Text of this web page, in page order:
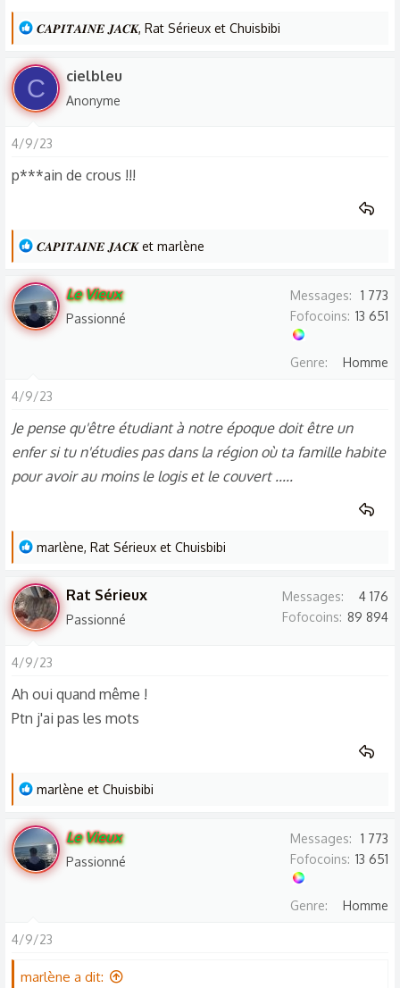
Ses parents habitent à 300 km de là...
L
s
é
c
t
s
:
𝑪𝑨𝑷𝑰𝑻𝑨𝑰𝑵𝑬 𝑱𝑨𝑪𝑲, Rat Sérieux et Chuisbibi
C cielbleu
Anonyme
4/9/23
p***ain de crous !!!
L
s
r
é
t
o
n
s
𝑪𝑨𝑷𝑰𝑻𝑨𝑰𝑵𝑬 𝑱𝑨𝑪𝑲et marlène
Le Vieux
Passionné
Messages
1 773
Fofocoins 13 651
Genre Homme
4/9/23
Je pense qu'être étudiant à notre époque doit être un
enfer si tu n'étudies pas dans la région où ta famille habite
pour avoir au moins le logis et le couvert .....
L
s
r
é
c
t
i
o
:
marlène, Rat Sérieux et Chuisbibi
Rat Sérieux
Passionné
Messages
4 176
Fofocoins 89 894
4/9/23
Ah oui quand même !
Ptn j'ai pas les mots
L
s
r
é
t
o
marlène et Chuisbibi
Le Vieux
Passionné
Messages
1 773
Fofocoins 13 651
Genre Homme
4/9/23
marlène a dit: